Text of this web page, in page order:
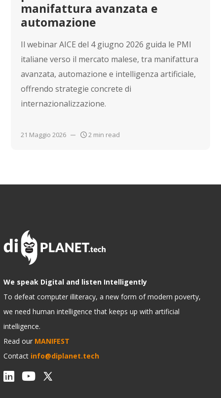
manifattura avanzata e
automazione
Il webinar AICE del 4 giugno 2026 guida le PMI
italiane verso il mercato malese, tra manifattura
avanzata, automazione e intelligenza artificiale,
offrendo strategie concrete di
internazionalizzazione.
21 Maggio 2026 2 min read
We speak Digital and listen Intelligently
To defeat computer illiteracy, a new form of modern poverty,
we need human intelligence that keeps up with artificial
intelligence.
Read our MANIFEST
Contact info@diplanet.tech